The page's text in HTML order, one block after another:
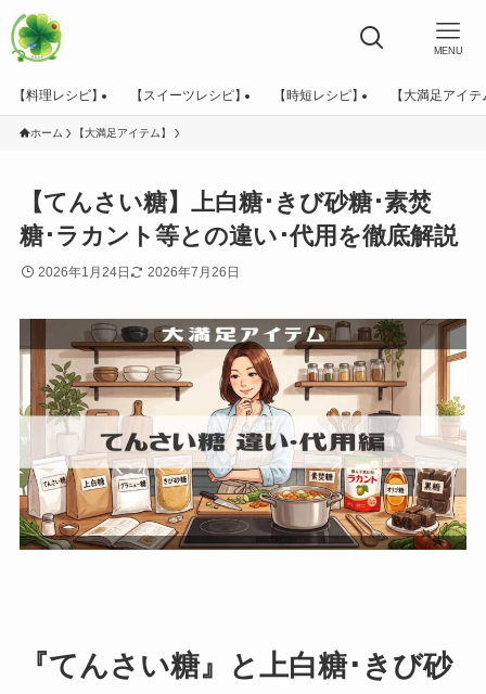
MENU
【料理レシピ】 【スイーツレシピ】 【時短レシピ】 【大満足アイテ
ホーム 【大満足アイテム】
【てんさい糖】上白糖･きび砂糖･素焚
糖･ラカント等との違い･代用を徹底解説
2026年1月24日 2026年7月26日
『てんさい糖』と上白糖･きび砂